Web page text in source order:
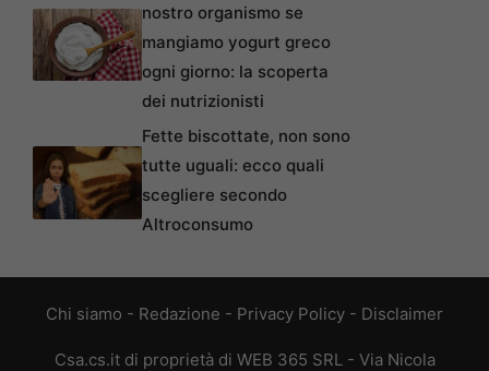
nostro organismo se
mangiamo yogurt greco
ogni giorno: la scoperta
dei nutrizionisti
Fette biscottate, non sono
tutte uguali: ecco quali
scegliere secondo
Altroconsumo
Chi siamo - Redazione - Privacy Policy - Disclaimer
Csa.cs.it di proprietà di WEB 365 SRL - Via Nicola